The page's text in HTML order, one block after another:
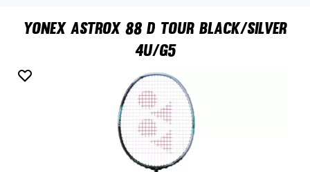
Yonex Astrox 88 D Tour Black/Silver
4U/G5